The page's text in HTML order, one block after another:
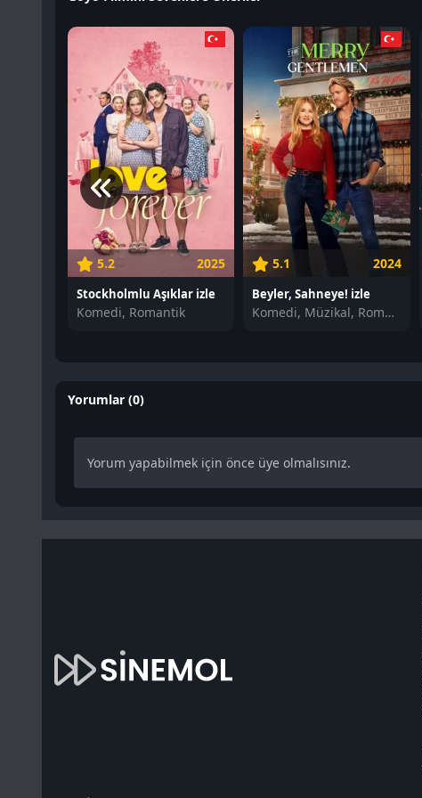
5.2 2025
Stockholmlu Aşıklar izle
Komedi, Romantik
5.1 2024
Beyler, Sahneye! izle
Komedi, Müzikal, Romantik
Yorumlar (0)
Yorum yapabilmek için önce üye olmalısınız.